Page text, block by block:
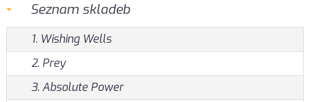
Seznam skladeb
1. Wishing Wells
2. Prey
3. Absolute Power